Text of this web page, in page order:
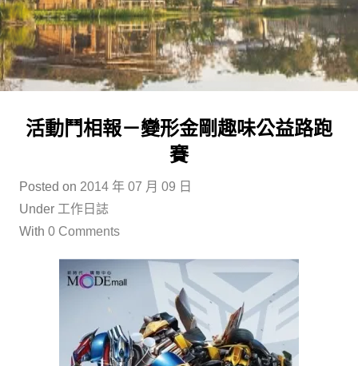
活動鬥相報－變形金剛趣味公益路跑
賽
Posted on 2014 年 07 月 09 日
Under 工作日誌
With 0 Comments